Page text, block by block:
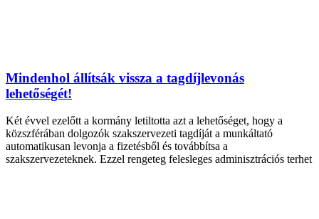
Mindenhol állítsák vissza a tagdíjlevonás
lehetőségét!
Két évvel ezelőtt a kormány letiltotta azt a lehetőséget, hogy a
közszférában dolgozók szakszervezeti tagdíját a munkáltató
automatikusan levonja a fizetésből és továbbítsa a
szakszervezeteknek. Ezzel rengeteg felesleges adminisztrációs terhet